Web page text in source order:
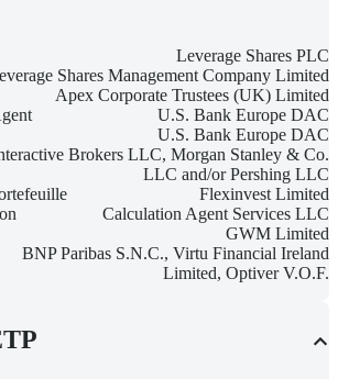
Leverage Shares PLC
Shares Management Company Limited
Apex Corporate Trustees (UK) Limited
U.S. Bank Europe DAC
U.S. Bank Europe DAC
Brokers LLC, Morgan Stanley & Co.
LLC and/or Pershing LLC
Flexinvest Limited
Calculation Agent Services LLC
GWM Limited
BNP Paribas S.N.C., Virtu Financial Ireland
Limited, Optiver V.O.F.